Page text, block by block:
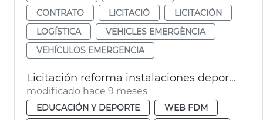
CONTRATO
LICITACIÓ
LICITACIÓN
LOGÍSTICA
VEHICLES EMERGÈNCIA
VEHÍCULOS EMERGENCIA
Licitación reforma instalaciones deportivas municipales La Torre
modificado hace 9 meses
EDUCACIÓN Y DEPORTE
WEB FDM